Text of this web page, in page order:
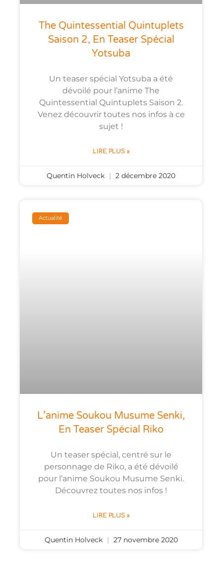
The Quintessential Quintuplets
Saison 2, En Teaser Spécial
Yotsuba
Un teaser spécial Yotsuba a été
dévoilé pour l’anime The
Quintessential Quintuplets Saison 2.
Venez découvrir toutes nos infos à ce
sujet !
LIRE PLUS »
Quentin Holveck 2 décembre 2020
Actualité
L’anime Soukou Musume Senki,
En Teaser Spécial Riko
Un teaser spécial, centré sur le
personnage de Riko, a été dévoilé
pour l’anime Soukou Musume Senki.
Découvrez toutes nos infos !
LIRE PLUS »
Quentin Holveck 27 novembre 2020